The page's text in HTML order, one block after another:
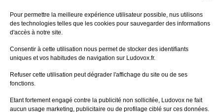
Pour permettre la meilleure expérience utilisateur possible, nus utilisons
des technologies telles que les cookies pour sauvegarder des informations
d'accès à notre site.
Consentir à cette utilisation nous permet de stocker des identifiants
uniques et vos habitudes de navigation sur Ludovox.fr.
Refuser cette utilisation peut dégrader l'affichage du site ou de ses
fonctions.
Etant fortement engagé contre la publicité non sollicitée, Ludovox ne fait
aucun usage marketing, publicitaire ou de profilage ciblé sur ces données.
Avis de
Sur le jeu Collect!
il y a 1 jour
Avis demorlockbob
Sur le jeu Detective Box - Ciao
Publié leil y a 3 jours
80%
Sur le jeu Detective Box - Ciao
Bella